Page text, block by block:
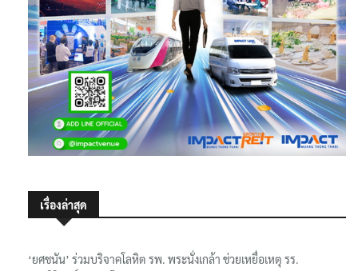
เรื่องล่าสุด
‘ยศชนัน’ ร่วมบริจาคโลหิต รพ. พระนั่งเกล้า ช่วยเหยื่อเหตุ รร.